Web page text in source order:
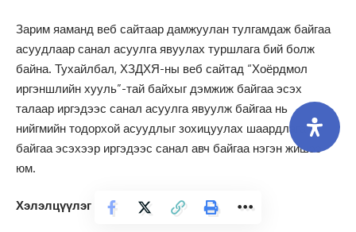
Зарим яаманд веб сайтаар дамжуулан тулгамдаж байгаа
асуудлаар санал асуулга явуулах туршлага бий болж
байна. Тухайлбал, ХЗДХЯ-ны веб сайтад “Хоёрдмол
иргэншлийн хууль”-тай байхыг дэмжиж байгаа эсэх
талаар иргэдээс санал асуулга явуулж байгаа нь
нийгмийн тодорхой асуудлыг зохицуулах шаардлага
байгаа эсэхээр иргэдээс санал авч байгаа нэгэн жишээ
юм.
Хэлэлцүүлэг өрнүүлэх